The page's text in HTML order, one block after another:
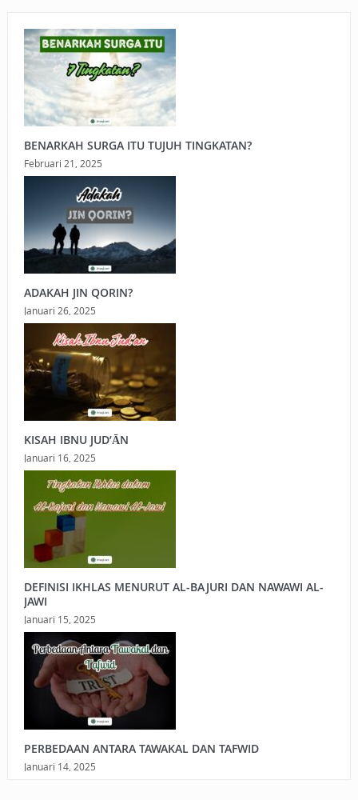
BENARKAH SURGA ITU TUJUH TINGKATAN?
Februari 21, 2025
ADAKAH JIN QORIN?
Januari 26, 2025
KISAH IBNU JUD’ĀN
Januari 16, 2025
DEFINISI IKHLAS MENURUT AL-BAJURI DAN NAWAWI AL-
JAWI
Januari 15, 2025
PERBEDAAN ANTARA TAWAKAL DAN TAFWID
Januari 14, 2025